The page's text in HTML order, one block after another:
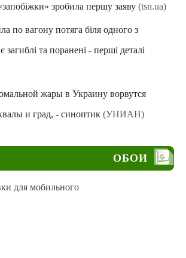
зробила першу заяву (tsn.ua)
по вагону потяга біля одного з
загиблі та поранені - перші деталі
жары в Украину ворвутся
и град, - синоптик (УНИАН)
ОБОИ
для мобильного